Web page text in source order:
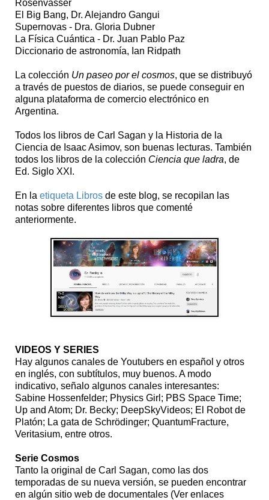
Rosenvasser
El Big Bang, Dr. Alejandro Gangui
Supernovas - Dra. Gloria Dubner
La Física Cuántica - Dr. Juan Pablo Paz
Diccionario de astronomía, Ian Ridpath
La colección Un paseo por el cosmos, que se distribuyó
a través de puestos de diarios, se puede conseguir en
alguna plataforma de comercio electrónico en
Argentina.
Todos los libros de Carl Sagan y la Historia de la
Ciencia de Isaac Asimov, son buenas lecturas. También
todos los libros de la colección Ciencia que ladra, de
Ed. Siglo XXI.
En la etiqueta Libros de este blog, se recopilan las
notas sobre diferentes libros que comenté
anteriormente.
VIDEOS Y SERIES
Hay algunos canales de Youtubers en español y otros
en inglés, con subtítulos, muy buenos. A modo
indicativo, señalo algunos canales interesantes:
Sabine Hossenfelder; Physics Girl; PBS Space Time;
Up and Atom; Dr. Becky; DeepSkyVideos; El Robot de
Platón; La gata de Schrödinger; QuantumFracture,
Veritasium, entre otros.
Serie Cosmos
Tanto la original de Carl Sagan, como las dos
temporadas de su nueva versión, se pueden encontrar
en algún sitio web de documentales (Ver enlaces